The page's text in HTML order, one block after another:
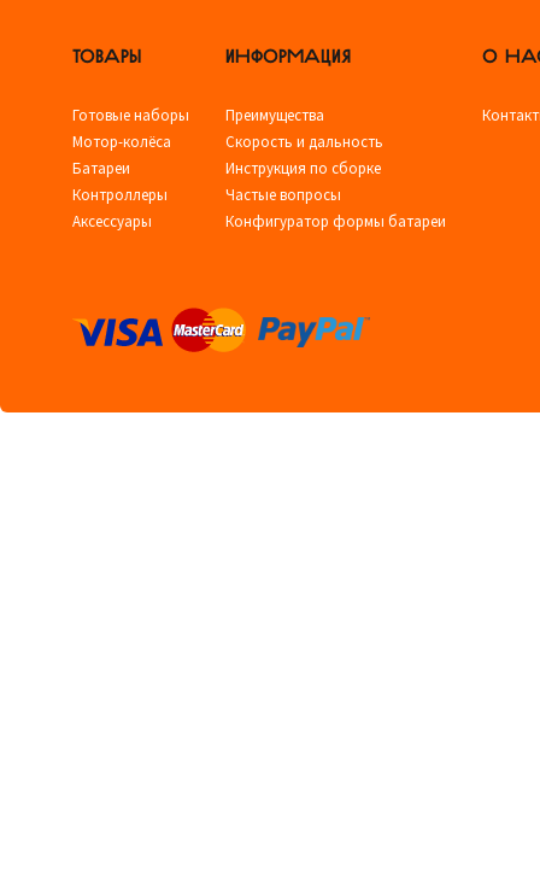
ТОВАРЫ
Готовые наборы
Мотор-колёса
Батареи
Контроллеры
Аксессуары
ИНФОРМАЦИЯ
Преимущества
Скорость и дальность
Инструкция по сборке
Частые вопросы
Конфигуратор формы батареи
О